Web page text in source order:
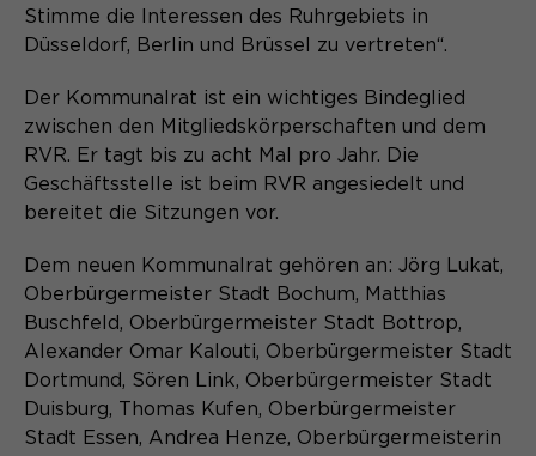
Zweck
Dieser Cookie teilt der Webseite mit,
ob ein Besucher im Typo3-Backend
diese zu verwalten.
Name cookie_optin
Anbieter Sgalinski
Laufzeit 1 Monat
Zweck
Speichert den Zustimmungsstatus des
Benutzers für Cookies auf der
aktuellen Domäne.
Anbieter Matomo
Laufzeit Sitzung
Zweck
Temporäre Session-ID, ohne
personenbezogene Daten.
Stimme die Interessen des Ruhrgebiets in
Düsseldorf, Berlin und Brüssel zu vertreten“.
Der Kommunalrat ist ein wichtiges Bindeglied
zwischen den Mitgliedskörperschaften und dem
RVR. Er tagt bis zu acht Mal pro Jahr. Die
Geschäftsstelle ist beim RVR angesiedelt und
bereitet die Sitzungen vor.
Dem neuen Kommunalrat gehören an: Jörg Lukat,
Oberbürgermeister Stadt Bochum, Matthias
Buschfeld, Oberbürgermeister Stadt Bottrop,
Alexander Omar Kalouti, Oberbürgermeister Stadt
Dortmund, Sören Link, Oberbürgermeister Stadt
Duisburg, Thomas Kufen, Oberbürgermeister
Stadt Essen, Andrea Henze, Oberbürgermeisterin